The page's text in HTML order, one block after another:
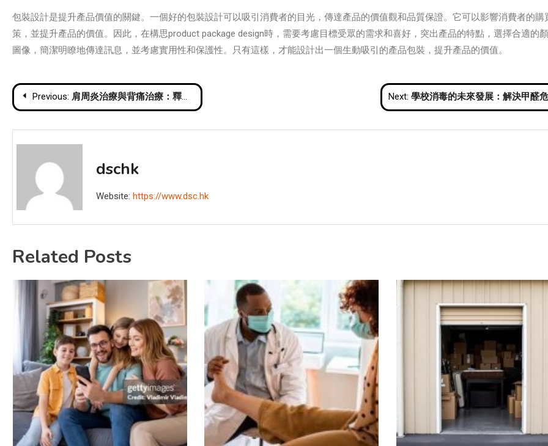
包裝設計是提升產品價值的關鍵。一個好的包裝設計可以吸引消費者的目光，傳達產品的價值觀和品質保證。它可以影響消費者的購
策，並提升產品的價值。因此，在構思product package design時，需要考慮目標受眾的需求和喜好，突出產品的特點，選擇合適的
圖像，簡潔明瞭地傳達訊息，並考慮實用性和保護性。只有這樣，才能設計出一個生動吸引的產品包裝，提升產品的價值。
Post
navigation
Previous: 肩周炎治療與背痛治療：釋放你的疼痛，重拾舒適生活 Next: 學校消毒的未來發展：解決甲醛危機的新方向
dschk
Website: https://www.dsc.hk
Related Posts